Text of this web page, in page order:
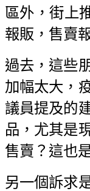
區外，街上
報販，售賣
過去，這些
加幅太大，
議員提及的
品，尤其是
售賣？這也
另一個訴求